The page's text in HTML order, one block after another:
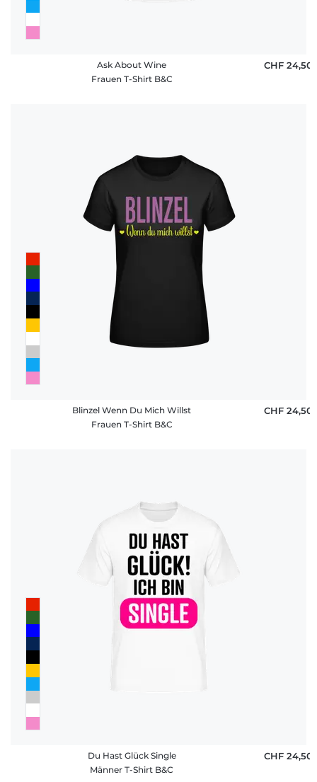
Ask About Wine
Frauen T-Shirt B&C
CHF 24,50
Blinzel Wenn Du Mich Willst
Frauen T-Shirt B&C
CHF 24,50
Du Hast Glück Single
Männer T-Shirt B&C
CHF 24,50